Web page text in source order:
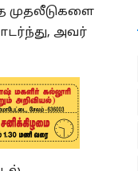
முதலீடுகளை
அவர்